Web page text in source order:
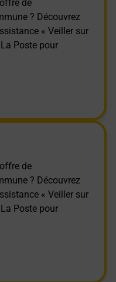
de
? Découvrez
« Veiller sur
Poste pour
de
? Découvrez
« Veiller sur
Poste pour